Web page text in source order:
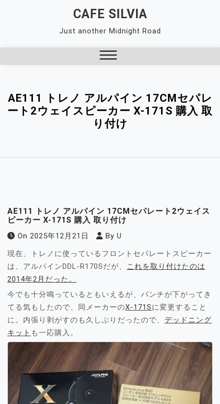
CAFE SILVIA
Just another Midnight Road
AE111 トレノ アルパイン 17CMセパレ
ート2ウェイスピーカー X-171S 購入 取
り付け
AE111 トレノ アルパイン 17CMセパレート2ウェイス
ピーカー X-171S 購入 取り付け
On 2025年12月21日 By U
現在、トレノに使っているフロントセパレートスピーカー
は、アルパインDDL-R170Sだが、
これを取り付けたのは
2014年2月だった。
今でも十分鳴っているともいえるが、パンチが下がってき
てる気もしたので、同メーカーのX-171Sに変更すること
に。内張り剥がすのも久しぶりだったので、 デッドニング
キット も一応購入。